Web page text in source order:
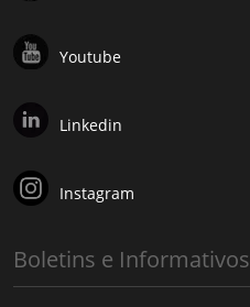
Youtube
Linkedin
Instagram
Boletins e Informativos